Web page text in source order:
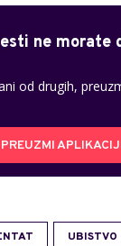
ne morate
od drugih,
PREUZMI
UBISTVO